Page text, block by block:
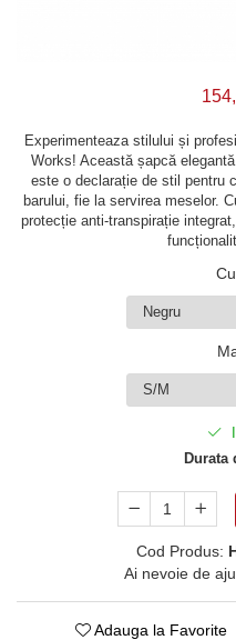
Experimenteaza stilului și
Works! Această șapcă
este o declarație de stil pentru
barului, fie la servirea meselor.
protecție anti-transpirație
Durata
Cod Produs:
Ai nevoie de
Adauga la Favorite